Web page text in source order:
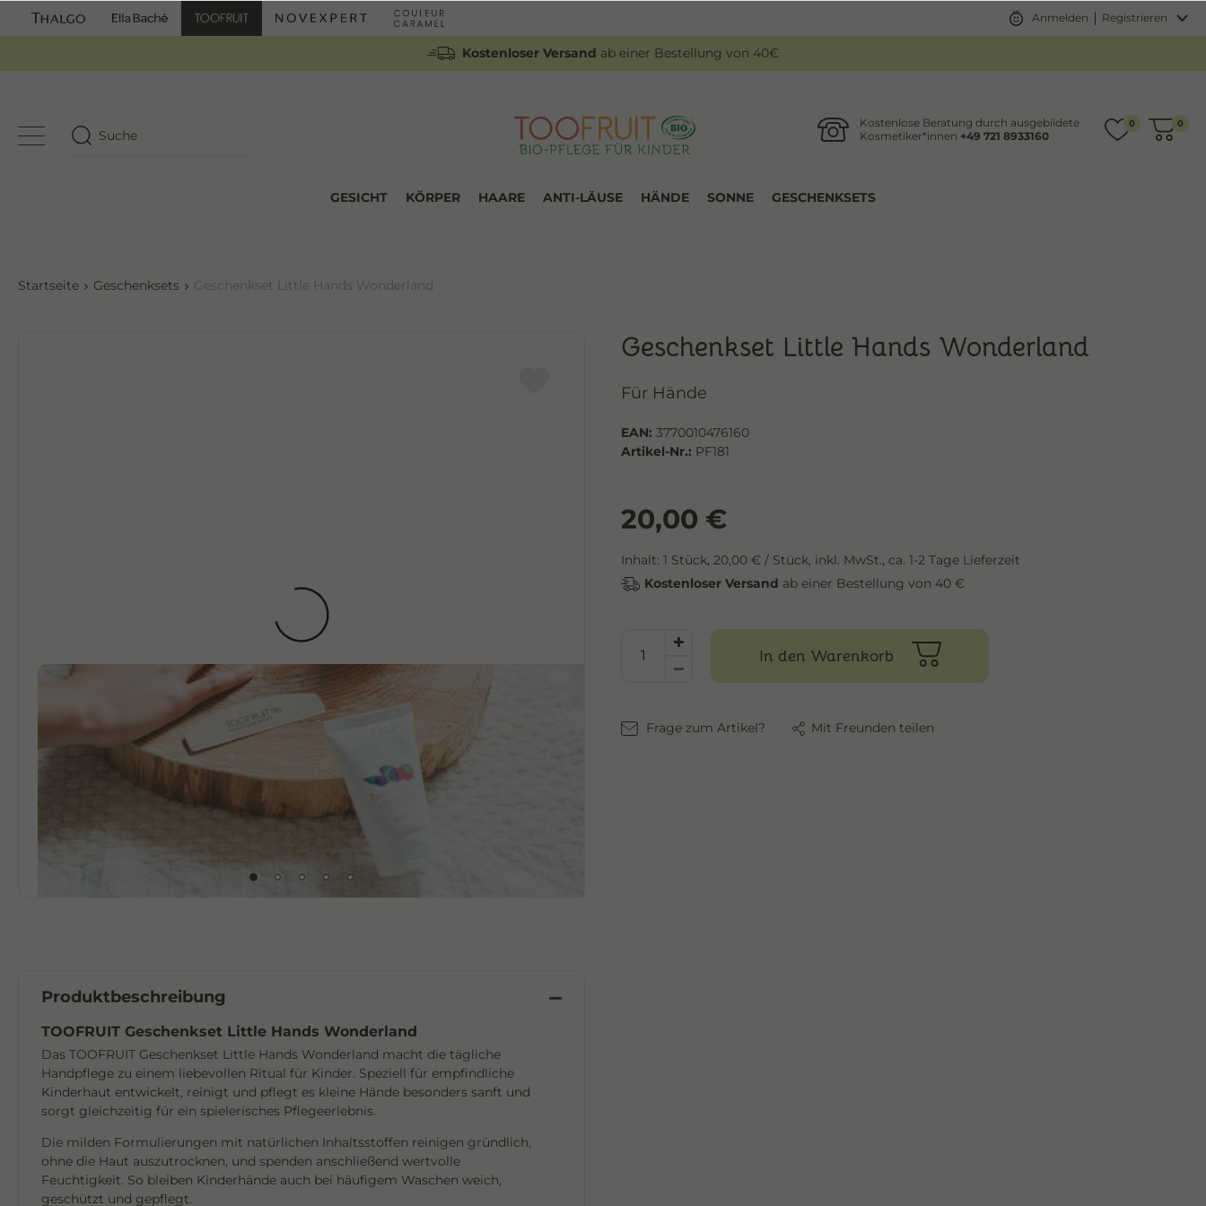
Anmelden Registrieren
Kostenloser Versand ab einer Bestellung von 40€
Kostenlose Beratung durch ausgebildete
Kosmetiker*innen +49 721 8933160
0 0
GESICHT KÖRPER HAARE ANTI-LÄUSE HÄNDE SONNE GESCHENKSETS
Startseite Geschenksets Geschenkset Little Hands Wonderland
Geschenkset Little Hands Wonderland
Für Hände
EAN: 3770010476160
Artikel-Nr.: PF181
20,00 €
Inhalt: 1 Stück, 20,00 € / Stück, inkl. MwSt., ca. 1-2 Tage Lieferzeit
Kostenloser Versand ab einer Bestellung von 40 €
In den Warenkorb
Frage zum Artikel? Mit Freunden teilen
Produktbeschreibung
TOOFRUIT Geschenkset Little Hands Wonderland
Das TOOFRUIT Geschenkset Little Hands Wonderland macht die tägliche
Handpflege zu einem liebevollen Ritual für Kinder. Speziell für empfindliche
Kinderhaut entwickelt, reinigt und pflegt es kleine Hände besonders sanft und
sorgt gleichzeitig für ein spielerisches Pflegeerlebnis.
Die milden Formulierungen mit natürlichen Inhaltsstoffen reinigen gründlich,
ohne die Haut auszutrocknen, und spenden anschließend wertvolle
Feuchtigkeit. So bleiben Kinderhände auch bei häufigem Waschen weich,
geschützt und gepflegt.